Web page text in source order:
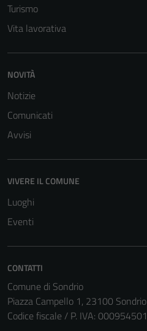
Turismo
Vita lavorativa
NOVITÀ
Notizie
Comunicati
Avvisi
VIVERE IL COMUNE
Luoghi
Eventi
CONTATTI
Comune di Sondrio
Piazza Campello 1, 23100 Sondrio
Codice fiscale / P. IVA: